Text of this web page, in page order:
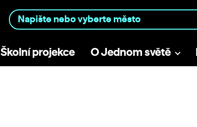
Školní projekce O Jednom světě